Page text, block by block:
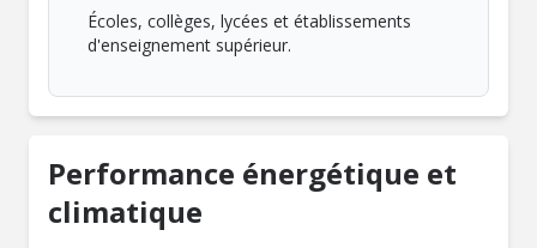
Écoles, collèges, lycées et établissements
d'enseignement supérieur.
Performance énergétique et
climatique